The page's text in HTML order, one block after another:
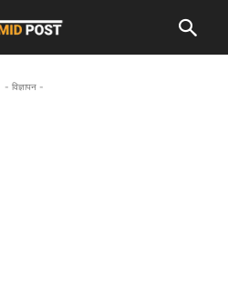
- विज्ञापन -